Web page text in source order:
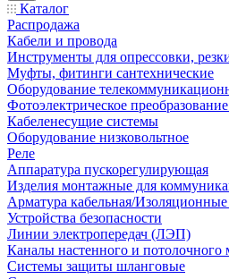
Каталог
Распродажа
Кабели и провода
Инструменты для опрессовки,
Муфты, фитинги сантехнические
Оборудование
Фотоэлектрическое
Кабеленесущие системы
Оборудование низковольтное
Реле
Аппаратура пускорегулирующая
Изделия монтажные для
Арматура кабельная/
Устройства безопасности
Линии электропередач (ЛЭП)
Каналы настенного и потолочного
Системы защиты шланговые